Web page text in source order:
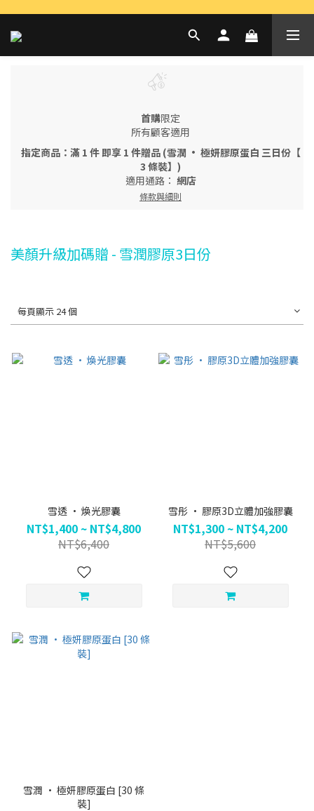
首購限定
所有顧客適用
指定商品：滿 1 件 即享 1 件贈品 (雪潤 · 極妍膠原蛋白 三日份【
3 條裝】)
適用通路： 網店
條款與細則
美顏升級加碼贈 - 雪潤膠原3日份
每頁顯示 24 個
雪透 · 煥光膠囊
NT$1,400 ~ NT$4,800
NT$6,400
雪彤 · 膠原3D立體加強膠囊
NT$1,300 ~ NT$4,200
NT$5,600
雪潤 · 極妍膠原蛋白 [30 條
裝]